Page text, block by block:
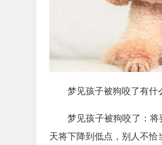
梦见孩子被狗咬了有什
梦见孩子被狗咬了：
天将下降到低点，别人不恰